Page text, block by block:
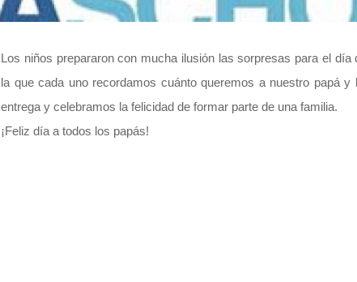
Los niños prepararon con mucha ilusión las sorpresas para el
la que cada uno recordamos cuánto queremos a nuestro papá
entrega y celebramos la felicidad de formar parte de una familia.
¡Feliz día a todos los papás!